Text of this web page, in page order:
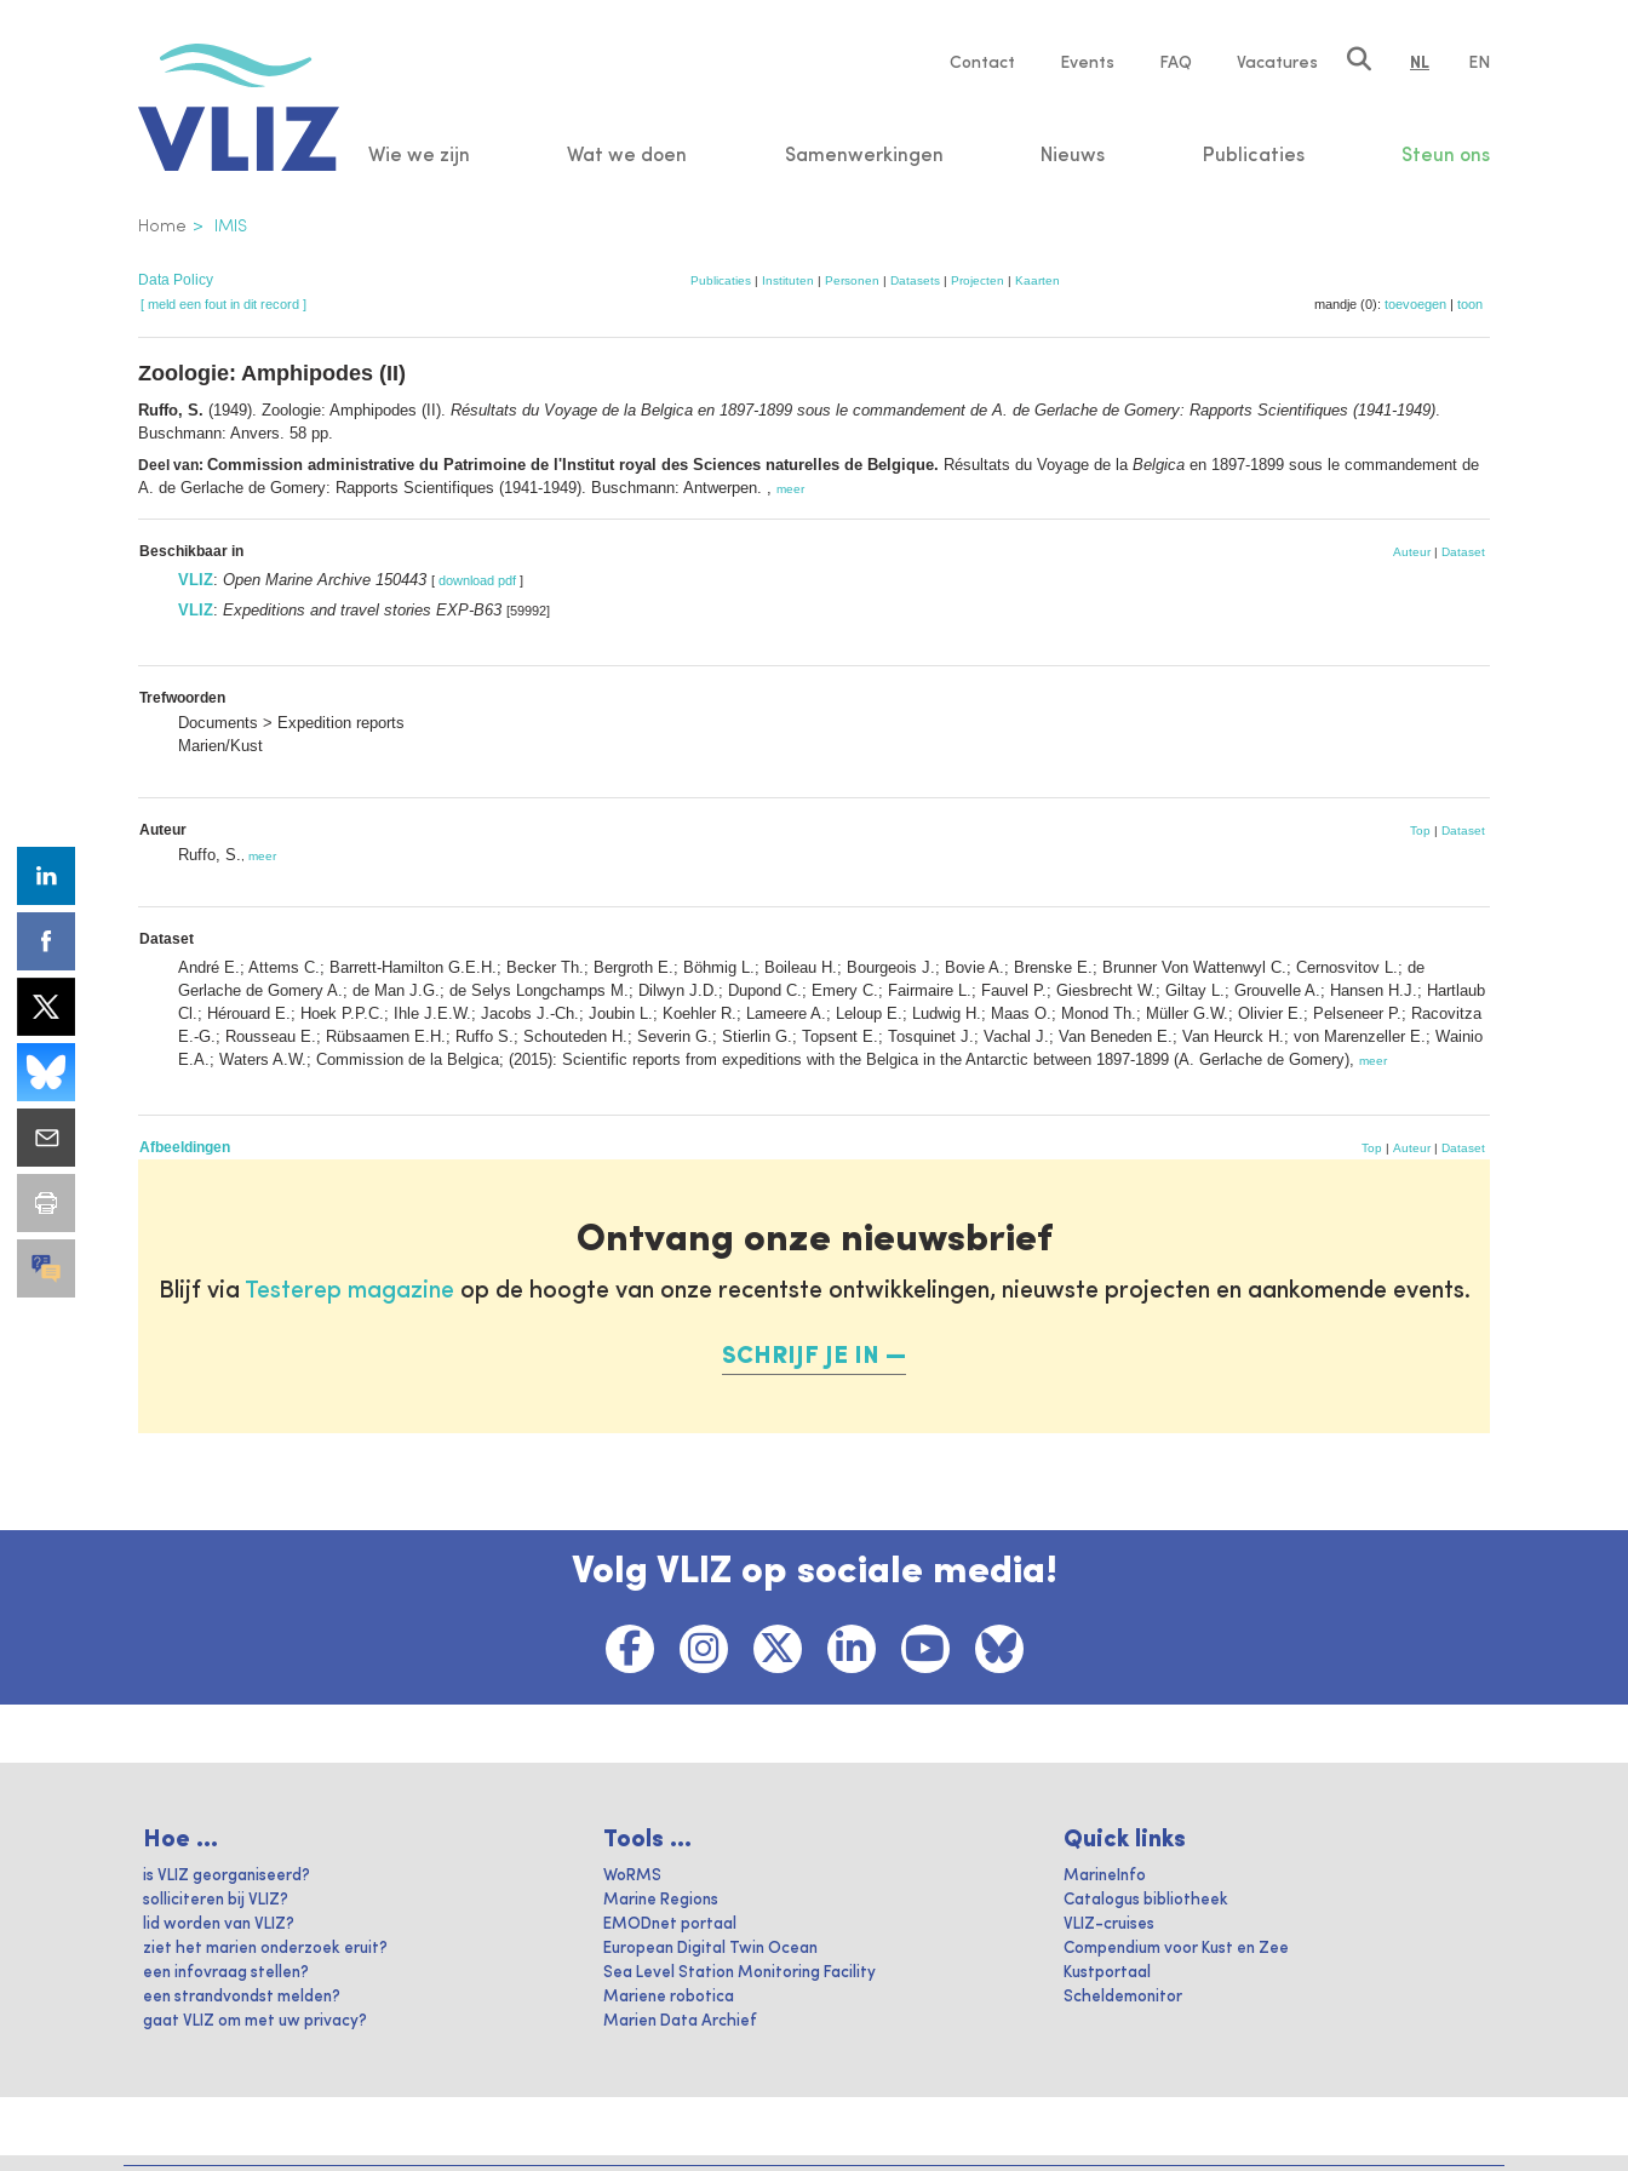
Service
Contact Events FAQ Vacatures NL EN
Main
Wie we zijn Wat we doen Samenwerkingen Nieuws Publicaties Steun ons
Kruimelpad
Home IMIS
Data Policy Publicaties| Instituten | Personen | Datasets| Projecten | Kaarten
[ meld een fout in dit record ] mandje (0): toevoegen | toon
Zoologie: Amphipodes (II)
Ruffo, S. (1949). Zoologie: Amphipodes (II). Résultats du Voyage de la Belgica en 1897-1899 sous le commandement de A. de Gerlache de Gomery: Rapports Scientifiques (1941-1949)
Buschmann: Anvers. 58 pp.
Deel van: Commission administrative du Patrimoine de l'Institut royal des Sciences naturelles de Belgique. Résultats du Voyage de la Belgica en 1897-1899 sous le commandement de
A. de Gerlache de Gomery: Rapports Scientifiques (1941-1949). Buschmann: Antwerpen. ,
meer
Beschikbaar in Auteur| Dataset
VLIZ: Open Marine Archive 150443 [ download pdf ]
VLIZ: Expeditions and travel stories EXP-B63 [59992]
Trefwoorden
Documents > Expedition reports
Marien/Kust
Auteur Top | Dataset
Ruffo, S. meer
Dataset
André E.; Attems C.; Barrett-Hamilton G.E.H.; Becker Th.; Bergroth E.; Böhmig L.; Boileau H.; Bourgeois J.; Bovie A.; Brenske E.; Brunner Von Wattenwyl C.; Cernosvitov L.; de
Gerlache de Gomery A.; de Man J.G.; de Selys Longchamps M.; Dilwyn J.D.; Dupond C.; Emery C.; Fairmaire L.; Fauvel P.; Giesbrecht W.; Giltay L.; Grouvelle A.; Hansen H.J.; Hartlaub
Cl.; Hérouard E.; Hoek P.P.C.; Ihle J.E.W.; Jacobs J.-Ch.; Joubin L.; Koehler R.; Lameere A.; Leloup E.; Ludwig H.; Maas O.; Monod Th.; Müller G.W.; Olivier E.; Pelseneer P.; Racovitza
E.-G.; Rousseau E.; Rübsaamen E.H.; Ruffo S.; Schouteden H.; Severin G.; Stierlin G.; Topsent E.; Tosquinet J.; Vachal J.; Van Beneden E.; Van Heurck H.; von Marenzeller E.; Wainio
E.A.; Waters A.W.; Commission de la Belgica; (2015): Scientific reports from expeditions with the Belgica in the Antarctic between 1897-1899 (A. Gerlache de Gomery),
meer
Afbeeldingen Top | Auteur| Dataset
Ontvang onze nieuwsbrief
Blijf via Testerep magazine op de hoogte van onze recentste ontwikkelingen, nieuwste projecten en aankomende events.
SCHRIJF JE IN
Volg VLIZ op sociale media!
Hoe ...
is VLIZ georganiseerd?
solliciteren bij VLIZ?
lid worden van VLIZ?
ziet het marien onderzoek eruit?
een infovraag stellen?
een strandvondst melden?
gaat VLIZ om met uw privacy?
Tools ...
WoRMS
Marine Regions
EMODnet portaal
European Digital Twin Ocean
Sea Level Station Monitoring Facility
Mariene robotica
Marien Data Archief
Quick links
MarineInfo
Catalogus bibliotheek
VLIZ-cruises
Compendium voor Kust en Zee
Kustportaal
Scheldemonitor